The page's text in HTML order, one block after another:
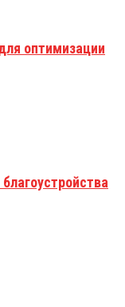
оптимизации